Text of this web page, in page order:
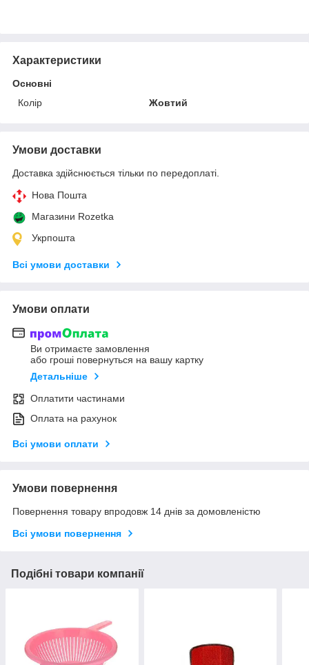
Характеристики
Основні
Колір
Жовтий
Умови доставки
Доставка здійснюється тільки по передоплаті.
Нова Пошта
Магазини Rozetka
Укрпошта
Всі умови доставки
Умови оплати
Ви отримаєте замовлення
або гроші повернуться на вашу картку
Детальніше
Оплатити частинами
Оплата на рахунок
Всі умови оплати
Умови повернення
Повернення товару впродовж 14 днів за домовленістю
Всі умови повернення
Подібні товари компанії